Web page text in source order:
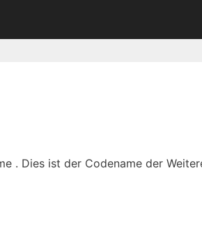
. Dies ist der Codename der